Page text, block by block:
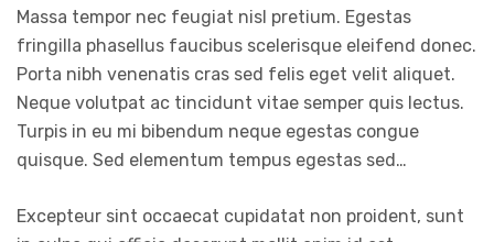
Massa tempor nec feugiat nisl pretium. Egestas
fringilla phasellus faucibus scelerisque eleifend donec.
Porta nibh venenatis cras sed felis eget velit aliquet.
Neque volutpat ac tincidunt vitae semper quis lectus.
Turpis in eu mi bibendum neque egestas congue
quisque. Sed elementum tempus egestas sed…
Excepteur sint occaecat cupidatat non proident, sunt